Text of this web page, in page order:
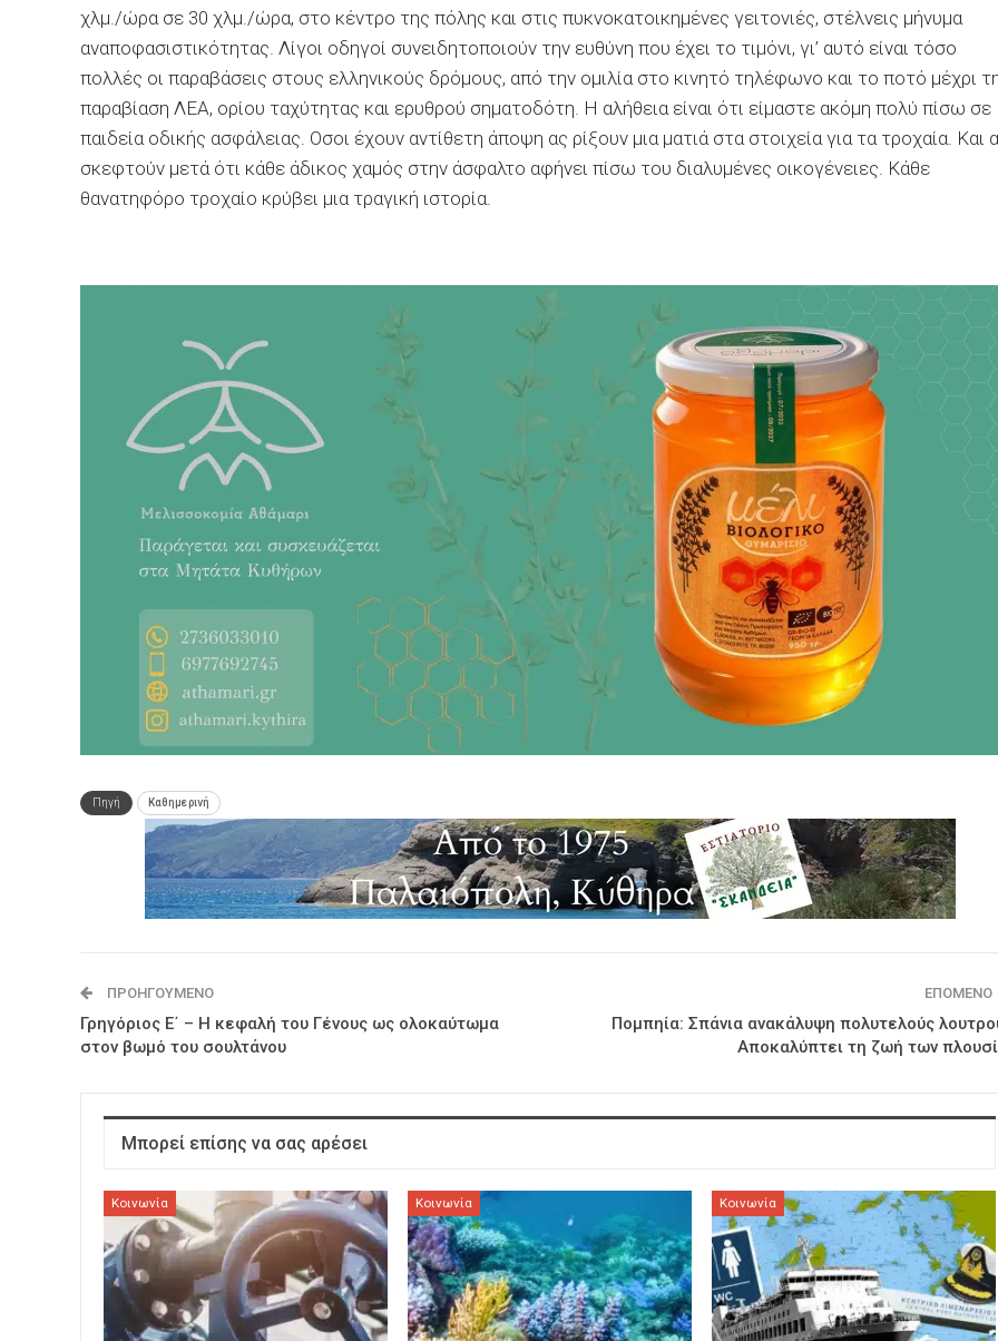
χλμ./ώρα σε 30 χλμ./ώρα, στο κέντρο της πόλης και στις πυκνοκατοικημένες γειτονιές, στέλνεις μήνυμα
αναποφασιστικότητας. Λίγοι οδηγοί συνειδητοποιούν την ευθύνη που έχει το τιμόνι, γι’ αυτό είναι τόσο
πολλές οι παραβάσεις στους ελληνικούς δρόμους, από την ομιλία στο κινητό τηλέφωνο και το ποτό μέχρι
παραβίαση ΛΕΑ, ορίου ταχύτητας και ερυθρού σηματοδότη. Η αλήθεια είναι ότι είμαστε ακόμη πολύ πίσω σε
παιδεία οδικής ασφάλειας. Οσοι έχουν αντίθετη άποψη ας ρίξουν μια ματιά στα στοιχεία για τα τροχαία. Και
σκεφτούν μετά ότι κάθε άδικος χαμός στην άσφαλτο αφήνει πίσω του διαλυμένες οικογένειες. Κάθε
θανατηφόρο τροχαίο κρύβει μια τραγική ιστορία.
Πηγή Καθημερινή
ΠΡΟΗΓΟΎΜΕΝΟ
Γρηγόριος Ε΄ – Η κεφαλή του Γένους ως ολοκαύτωμα
στον βωμό του σουλτάνου
ΕΠΌΜΕΝΟ
Πομπηία: Σπάνια ανακάλυψη πολυτελούς
Αποκαλύπτει τη ζωή των
Μπορεί επίσης να σας αρέσει
Κοινωνία Κοινωνία Κοινωνία